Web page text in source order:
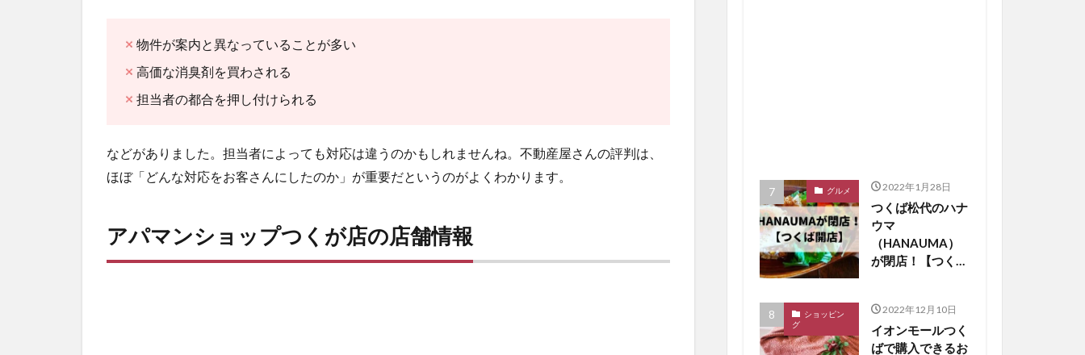
物件が案内と異なっていることが多い
高価な消臭剤を買わされる
担当者の都合を押し付けられる
などがありました。担当者によっても対応は違うのかもしれませんね。不動産屋さんの評判は、
ほぼ「どんな対応をお客さんにしたのか」が重要だというのがよくわかります。
アパマンショップつくが店の店舗情報
グルメ 2022年1月28日
つくば松代のハナ
ウマ
（HANAUMA）
が閉店！【つくば
ショッピン
グ
2022年12月10日
イオンモールつく
ばで購入できるお